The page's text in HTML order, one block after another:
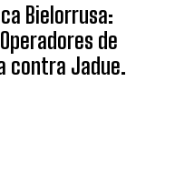
Bielorrusa:
de
contra Jadue.